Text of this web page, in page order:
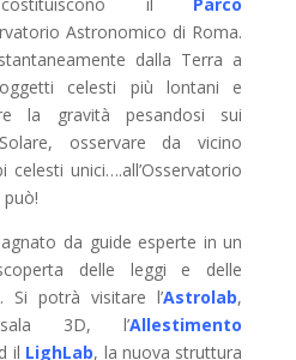
Astronomico di Roma.
dalla Terra a
celesti più lontani e
la gravità pesandosi sui
osservare da vicino
unici….all’Osservatorio
da guide esperte in un
delle leggi e delle
Si potrà visitare l’Astrolab,
3D, l’Allestimento
il LighLab, la nuova struttura